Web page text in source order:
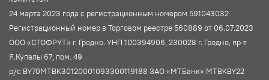
24 марта 2023 года с регистрационным номером 591043032
Регистрационный номер в Торговом реестре 560889 от 06.07.2023
ООО «СТОФРУТ» г. Гродно. УНП 100394906, 230028 г. Гродно, пр-т
Я.Купалы 67, пом. 49
р/с BY70MTBK30120001093300119188 ЗАО «МТБанк» MTBKBY22